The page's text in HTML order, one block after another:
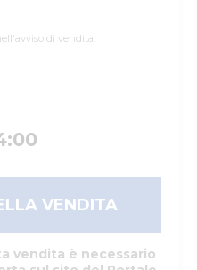
di vendita.
VENDITA
vendita è necessario